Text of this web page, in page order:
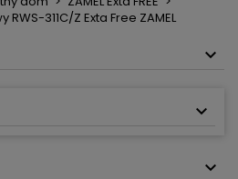
311C/Z Exta Free ZAMEL
Utwórz listę życzeń
Anuluj Zaloguj się